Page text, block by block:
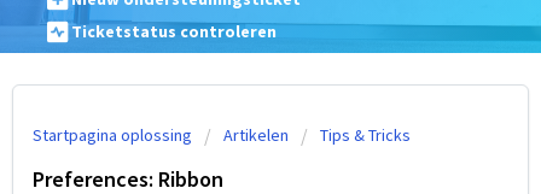
Ticketstatus controleren
Startpagina oplossing Artikelen Tips & Tricks
Preferences: Ribbon